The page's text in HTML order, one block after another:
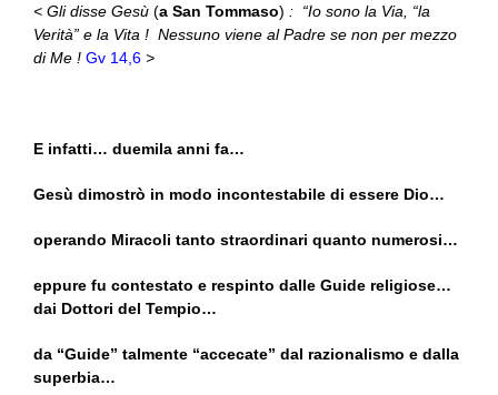
< Gli disse Gesù (a San Tommaso) : “Io sono la Via, “la
Verità” e la Vita ! Nessuno viene al Padre se non per mezzo
di Me ! Gv 14,6 >
E infatti… duemila anni fa…
Gesù dimostrò in modo incontestabile di essere Dio…
operando Miracoli tanto straordinari quanto numerosi…
eppure fu contestato e respinto dalle Guide religiose…
dai Dottori del Tempio…
da “Guide” talmente “accecate” dal razionalismo e dalla
superbia…